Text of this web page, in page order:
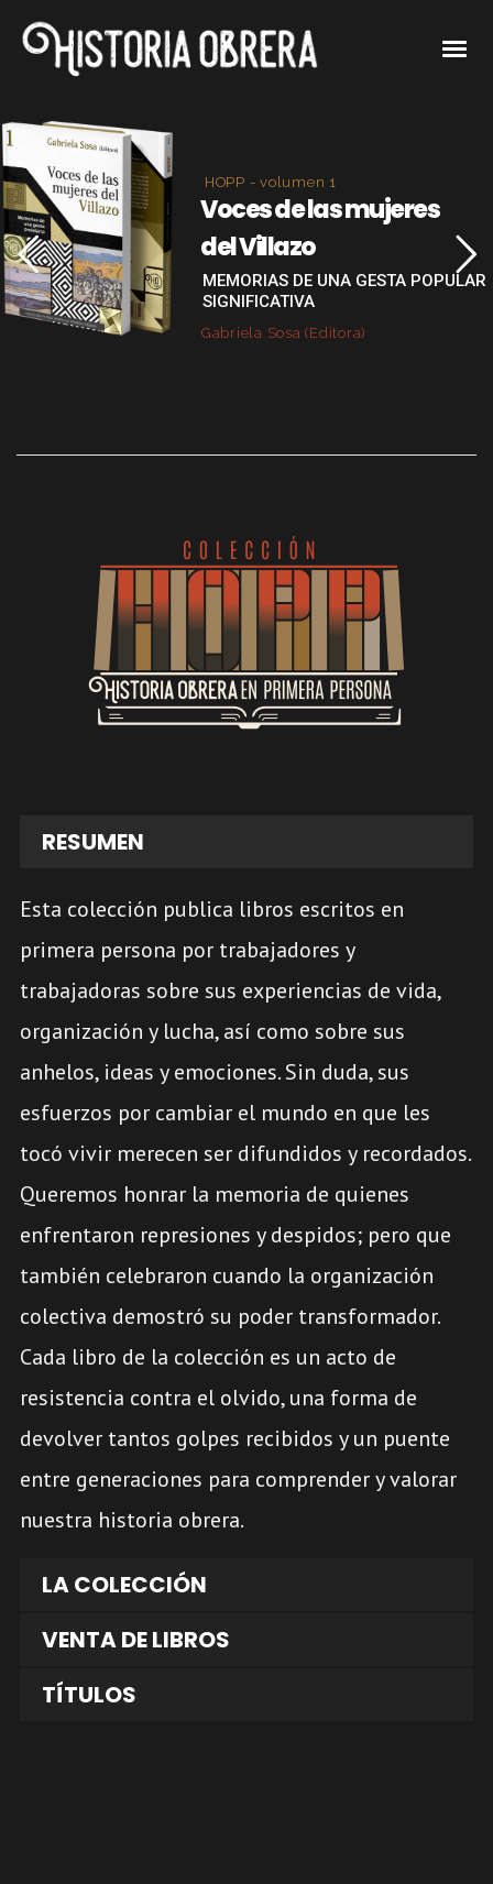
MEMORIAS DE UNA GESTA POPULAR
SIGNIFICATIVA
Voces de las mujeres
del Villazo
Gabriela Sosa (Editora)
HOPP - volumen 1
RESUMEN
Esta colección publica libros escritos en
primera persona por trabajadores y
trabajadoras sobre sus experiencias de vida,
organización y lucha, así como sobre sus
anhelos, ideas y emociones. Sin duda, sus
esfuerzos por cambiar el mundo en que les
tocó vivir merecen ser difundidos y recordados.
Queremos honrar la memoria de quienes
enfrentaron represiones y despidos; pero que
también celebraron cuando la organización
colectiva demostró su poder transformador.
Cada libro de la colección es un acto de
resistencia contra el olvido, una forma de
devolver tantos golpes recibidos y un puente
entre generaciones para comprender y valorar
nuestra historia obrera.
LA COLECCIÓN
VENTA DE LIBROS
TÍTULOS